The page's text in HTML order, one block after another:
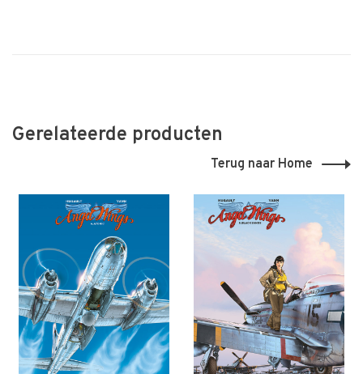
Gerelateerde producten
Terug naar Home